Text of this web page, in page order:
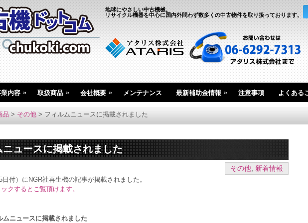
地球にやさしい中古機械。
リサイクル機器を中心に国内外問わず数多くの中古物件を取り扱っております。
内容 » 取扱商品 » 会社概要 » メンテナンス 最新補助金情報 » 注意事項 よくある
品 > その他 > フィルムニュースに掲載されました
ュースに掲載されました
その他, 新着情報
付）にNGR社再生機の記事が掲載されました。
クするとご覧頂けます。
ムニュースに掲載されました